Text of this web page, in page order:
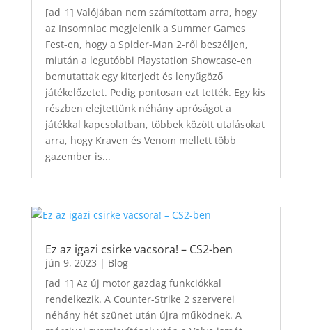
[ad_1] Valójában nem számítottam arra, hogy
az Insomniac megjelenik a Summer Games
Fest-en, hogy a Spider-Man 2-ről beszéljen,
miután a legutóbbi Playstation Showcase-en
bemutattak egy kiterjedt és lenyűgöző
játékelőzetet. Pedig pontosan ezt tették. Egy kis
részben elejtettünk néhány apróságot a
játékkal kapcsolatban, többek között utalásokat
arra, hogy Kraven és Venom mellett több
gazember is...
Ez az igazi csirke vacsora! – CS2-ben
jún 9, 2023 | Blog
[ad_1] Az új motor gazdag funkciókkal
rendelkezik. A Counter-Strike 2 szerverei
néhány hét szünet után újra működnek. A